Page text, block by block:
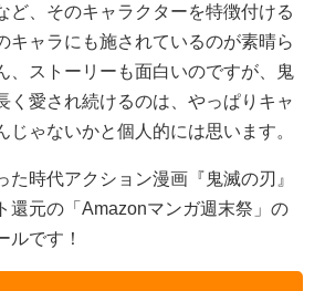
ど、そのキャラクターを特徴付ける
キャラにも施されているのが素晴ら
、ストーリーも面白いのですが、鬼
く愛され続けるのは、やっぱりキャ
じゃないかと個人的には思います。
時代アクション漫画『鬼滅の刃』
還元の「Amazonマンガ週末祭」の
ルです！